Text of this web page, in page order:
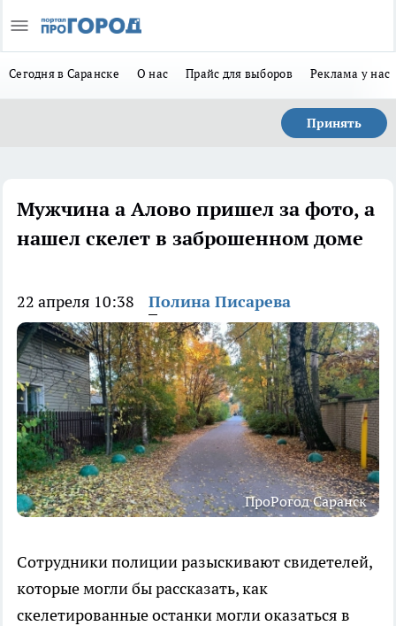
Сегодня в Саранске О нас Прайс для выборов Реклама у нас
Принять
Мужчина а Алово пришел за фото, а
нашел скелет в заброшенном доме
22 апреля 10:38 Полина Писарева
ПроРогод Саранск
Сотрудники полиции разыскивают свидетелей,
которые могли бы рассказать, как
скелетированные останки могли оказаться в